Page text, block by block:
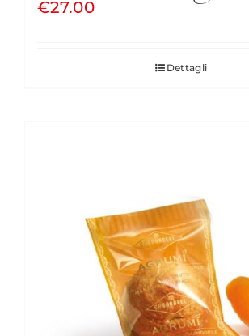
€27.00
Dettagli